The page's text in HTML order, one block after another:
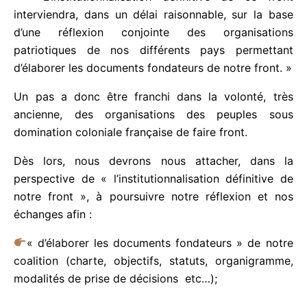
d’une réflexion conjointe des organisations
patriotiques de nos différents pays permettant
d’élaborer les documents fondateurs de notre front.
»
Un pas a donc être franchi dans la volonté, très
ancienne, des organisations des peuples sous
domination coloniale française de faire front.
Dès lors, nous devrons nous attacher, dans la
perspective de « l’institutionnalisation définitive de
notre front », à poursuivre notre réflexion et nos
échanges afin :
« d’élaborer les documents fondateurs » de notre
coalition (charte, objectifs, statuts, organigramme,
modalités de prise de décisions etc…);